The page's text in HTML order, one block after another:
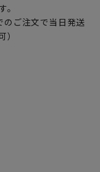
のご注文で当日発送